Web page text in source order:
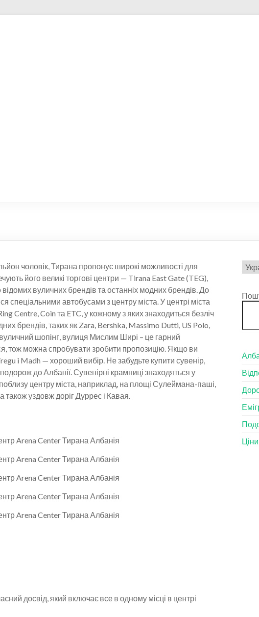
чоловік, Тирана пропонує широкі можливості для
його великі торгові центри — Tirana East Gate (TEG),
вуличних брендів та останніх модних брендів. До
спеціальними автобусами з центру міста. У центрі міста
Centre, Coin та ETC, у кожному з яких знаходиться безліч
брендів, таких як Zara, Bershka, Massimo Dutti, US Polo,
шопінг, вулиця Мислим Ширі – це гарний
тож можна спробувати зробити пропозицію. Якщо ви
i Madh — хороший вибір. Не забудьте купити сувенір,
до Албанії. Сувенірні крамниці знаходяться у
центру міста, наприклад, на площі Сулеймана-паші,
також уздовж доріг Дуррес і Кавая.
досвід, який включає все в одному місці в центрі
мову